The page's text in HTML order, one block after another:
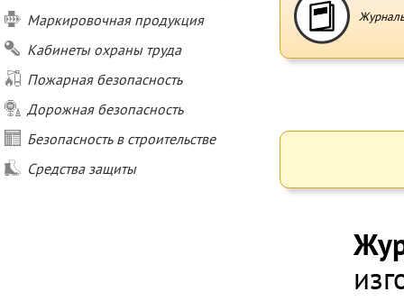
Маркировочная продукция
Кабинеты охраны труда
Пожарная безопасность
Дорожная безопасность
Безопасность в строительстве
Средства защиты